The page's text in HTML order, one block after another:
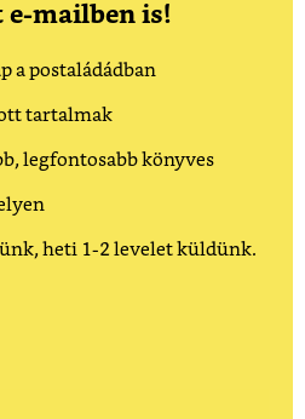
e-mailben is!
a postaládádban
tartalmak
legfontosabb könyves
heti 1-2 levelet küldünk.